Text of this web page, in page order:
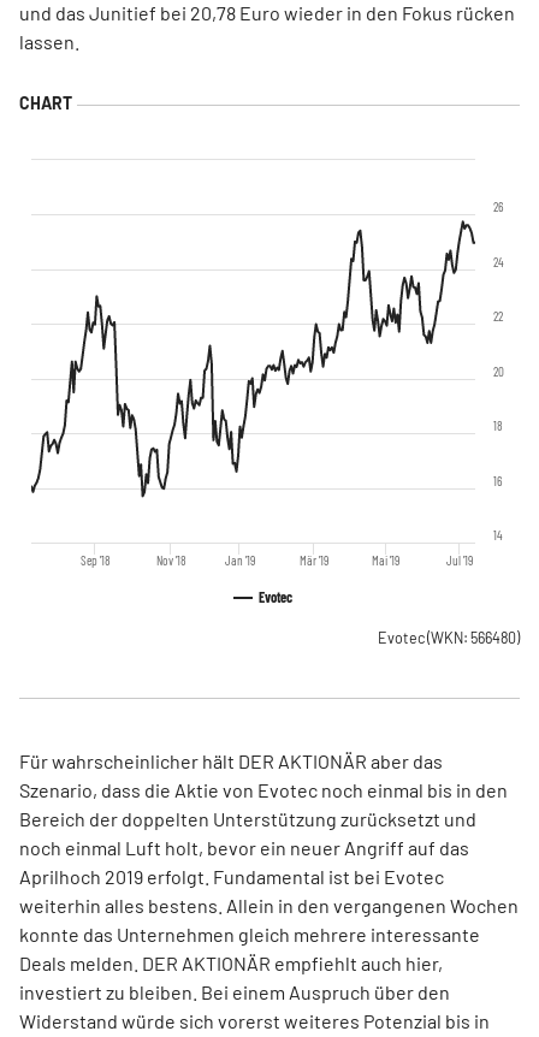
und das Junitief bei 20,78 Euro wieder in den Fokus rücken
lassen.
Evotec
Sep '18 Nov '18 Jan '19 Mär '19 Mai '19 Jul '19
14
16
18
20
22
24
26
Evotec(WKN: 566480)
Für wahrscheinlicher hält DER AKTIONÄR aber das
Szenario, dass die Aktie von Evotec noch einmal bis in den
Bereich der doppelten Unterstützung zurücksetzt und
noch einmal Luft holt, bevor ein neuer Angriff auf das
Aprilhoch 2019 erfolgt. Fundamental ist bei Evotec
weiterhin alles bestens. Allein in den vergangenen Wochen
konnte das Unternehmen gleich mehrere interessante
Deals melden. DER AKTIONÄR empfiehlt auch hier,
investiert zu bleiben. Bei einem Auspruch über den
Widerstand würde sich vorerst weiteres Potenzial bis in